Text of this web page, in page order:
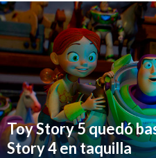
Toy Story 5 quedó
Story 4 en taquilla